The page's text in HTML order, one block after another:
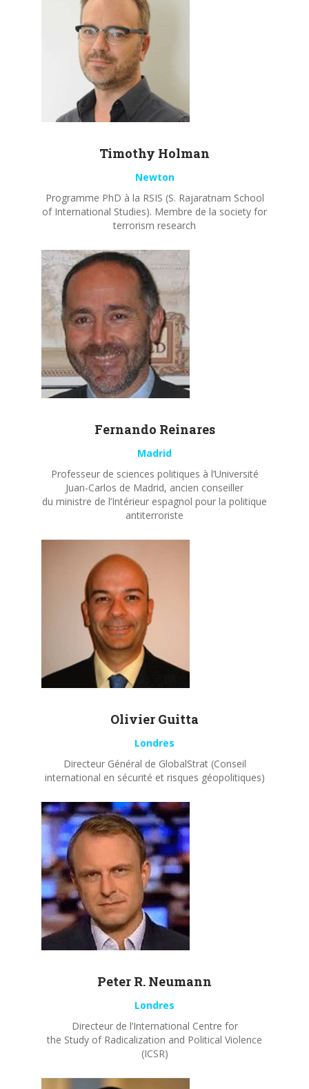
Timothy Holman
Newton
Programme PhD à la RSIS (S. Rajaratnam School
of International Studies). Membre de la society for
terrorism research
Fernando Reinares
Madrid
Professeur de sciences politiques à l’Université
Juan-Carlos de Madrid, ancien conseiller
du ministre de l’Intérieur espagnol pour la politique
antiterroriste
Olivier Guitta
Londres
Directeur Général de GlobalStrat (Conseil
international en sécurité et risques géopolitiques)
Peter R. Neumann
Londres
Directeur de l’International Centre for
the Study of Radicalization and Political Violence
(ICSR)